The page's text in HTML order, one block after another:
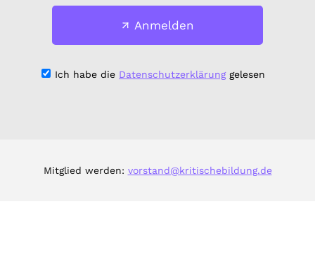
Anmelden
Ich habe die Datenschutzerklärunggelesen
Mitglied werden: vorstand@kritischebildung.de